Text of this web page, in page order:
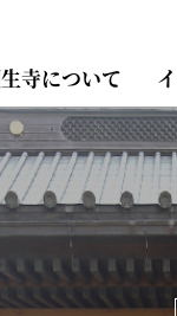
寺について